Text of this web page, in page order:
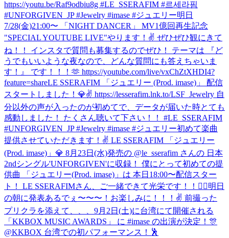
https://youtu.be/Raf9odbiu8g #LE_SSERAFIM #르세라핌
#UNFORGIVEN_JP #Jewelry #imase #ジュエリー明日
7/28(金)21:00〜 「NIGHT DANCER」 MV1億回再生記念
"SPECIAL YOUTUBE LIVE"やります！✌️ ぜひぜひ観にきて
ね！！ インスタで質問も募集するのでぜひ！ テーマは 『ど
うでもいいような夜なので、どんな質問にも答えちゃいま
す！』 です！！！🫶 https://youtube.com/live/vxChZtXHDI4?
feature=shareLE SSERAFIM 「ジュエリー (Prod. imase)」 配信
スタートしました！💎✌️ https://lesserafim.lnk.to/LSF_Jewelry 自
分以外の声が入ったのが初めてで、データが届いた時とても
感動しました！ たくさん聴いて下さい！！ #LE_SSERAFIM
#UNFORGIVEN_JP #Jewelry #imase #ジュエリー初めて楽曲
提供させていただきます！✌️ LE SSERAFIM 「ジュエリー
(Prod. imase)」💎 8月23日(水)発売の @le_sserafim さんの 日本
2ndシングル'UNFORGIVEN'に収録！ 僕にとって初めての提
供曲 「ジュエリー(Prod. imase)」は 本日18:00〜配信スター
ト！ LE SSERAFIMさん、ご一緒できて光栄です！！🙇‍♂️明日
の朝に発表あるでぇ〜〜〜！お楽しみに！！！✌️ 前撮った
プリクラを添えて、、、 9月2日(土)に台湾にて開催される
「KKBOX MUSIC AWARDS」 に #imase の出演が決定！🎊
@KKBOX 台湾での初パフォーマンス！🕺